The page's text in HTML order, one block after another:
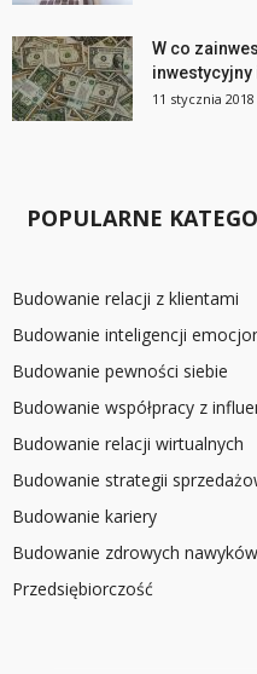
W co
11 stycznia 2018
POPULARNE
Budowanie relacji z klientami
Budowanie inteligencji
Budowanie pewności siebie
Budowanie współpracy z
Budowanie relacji wirtualnych
Budowanie strategii
Budowanie kariery
Budowanie zdrowych
Przedsiębiorczość